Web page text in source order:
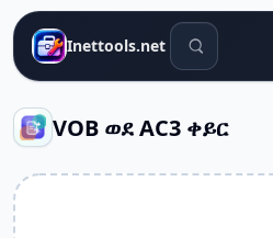
Inettools.net የፍለጋ
VOB ወደ AC3 ቀይር